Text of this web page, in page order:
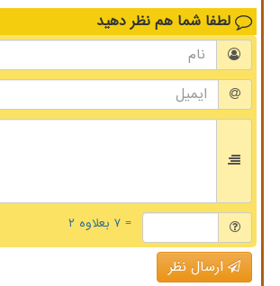
لطفا شما هم نظر دهید
= ۷ بعلاوه ۲
ارسال نظر